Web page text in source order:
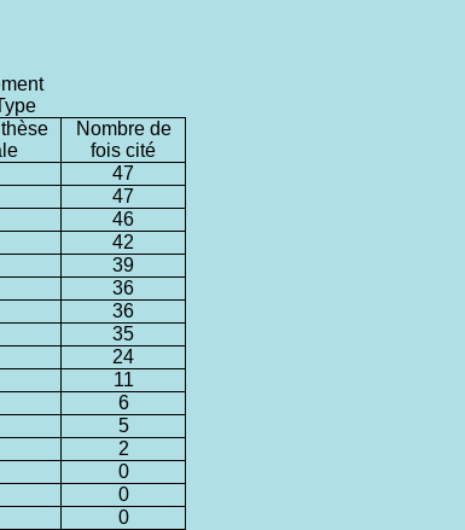
Nombre de
fois cité
47
47
46
42
39
36
36
35
24
11
6
5
2
0
0
0